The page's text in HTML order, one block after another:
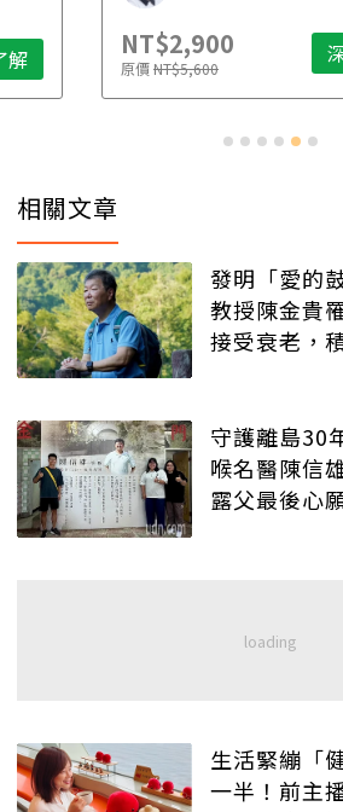
解 NT$2,900
原價NT$5,600
相關文章
發明「愛的
教授陳金貴
接受衰老，
守護離島30
喉名醫陳信
露父最後心
生活緊繃「
一半！前主